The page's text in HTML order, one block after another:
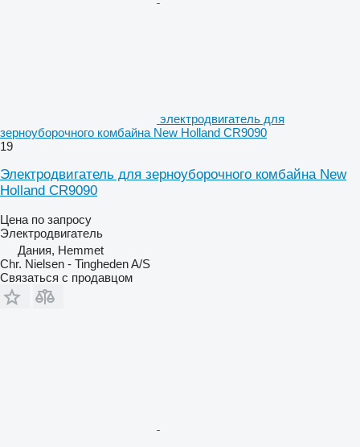
электродвигатель для
зерноуборочного комбайна New Holland CR9090
19
Электродвигатель для зерноуборочного комбайна New
Holland CR9090
Цена по запросу
Электродвигатель
Дания, Hemmet
Chr. Nielsen - Tingheden A/S
Связаться с продавцом